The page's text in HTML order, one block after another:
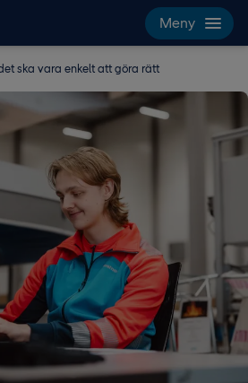
sök
Meny
ska vara enkelt att göra rätt